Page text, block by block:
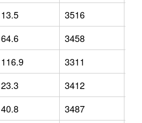
13.5 3516
64.6 3458
116.9 3311
23.3 3412
40.8 3487